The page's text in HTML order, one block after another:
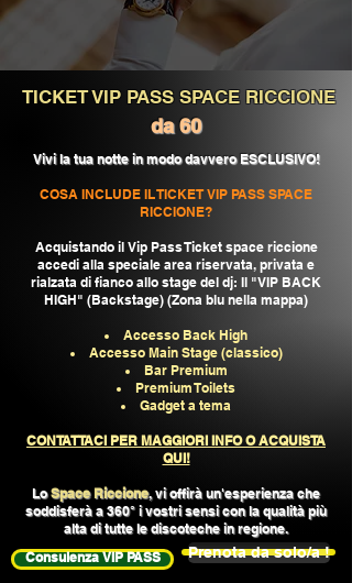
TICKET VIP PASS SPACE RICCIONE
da 60
Vivi la tua notte in modo davvero ESCLUSIVO!
COSA INCLUDE IL TICKET VIP PASS SPACE
RICCIONE?
Acquistando il Vip Pass Ticket space riccione
accedi alla speciale area riservata, privata e
rialzata di fianco allo stage del dj: Il "VIP BACK
HIGH" (Backstage) (Zona blu nella mappa)
Accesso Back High
Accesso Main Stage (classico)
Bar Premium
Premium Toilets
Gadget a tema
CONTATTACI PER MAGGIORI INFO O ACQUISTA
QUI!
LoSpace Riccione, vi offirà un'esperienza che
soddisferà a 360° i vostri sensi con la qualità più
alta di tutte le discoteche in regione.
Consulenza VIP PASS Prenota da solo/a !